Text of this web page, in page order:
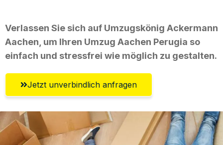
Verlassen Sie sich auf Umzugskönig Ackermann
Aachen, um Ihren Umzug Aachen Perugia so
einfach und stressfrei wie möglich zu gestalten.
Jetzt unverbindlich anfragen